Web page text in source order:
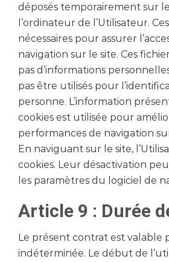
déposés temporairement sur
l’ordinateur de l’Utilisateur.
nécessaires pour assurer
navigation sur le site. Ces
pas d’informations
pas être utilisés pour
personne. L’information
cookies est utilisée pour
performances de navigation
En naviguant sur le site,
cookies. Leur désactivation
les paramètres du logiciel de
Article 9 : Durée
Le présent contrat est valable
indéterminée. Le début de